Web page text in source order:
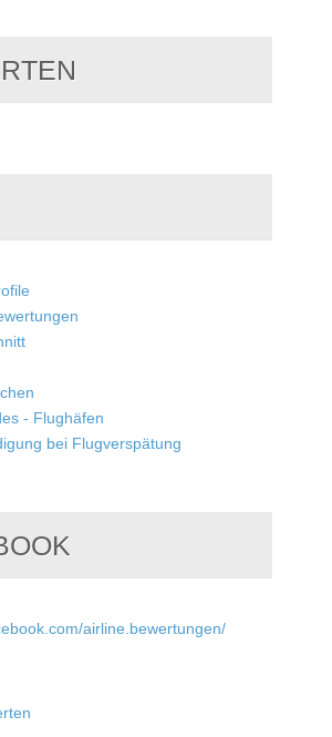
- Flughäfen
bei Flugverspätung
airline.bewertungen/